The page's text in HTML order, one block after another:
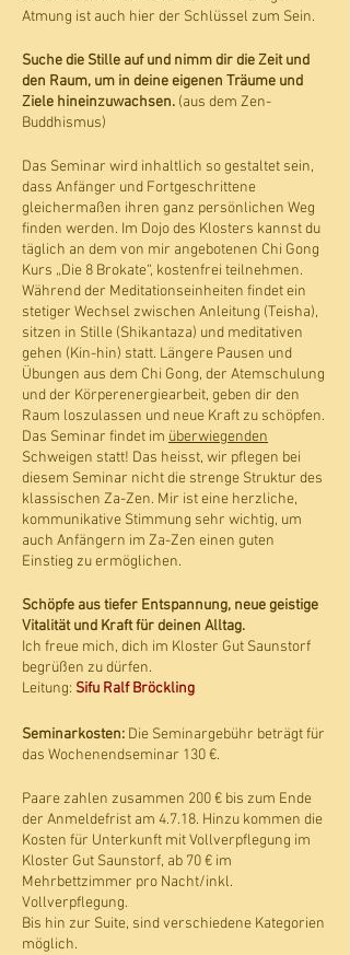
Atmung ist auch hier der Schlüssel zum Sein.
Suche die Stille auf und nimm dir die Zeit und
den Raum, um in deine eigenen Träume und
Ziele hineinzuwachsen. (aus dem Zen-
Buddhismus)
Das Seminar wird inhaltlich so gestaltet sein,
dass Anfänger und Fortgeschrittene
gleichermaßen ihren ganz persönlichen Weg
finden werden. Im Dojo des Klosters kannst du
täglich an dem von mir angebotenen Chi Gong
Kurs „Die 8 Brokate“, kostenfrei teilnehmen.
Während der Meditationseinheiten findet ein
stetiger Wechsel zwischen Anleitung (Teisha),
sitzen in Stille (Shikantaza) und meditativen
gehen (Kin-hin) statt. Längere Pausen und
Übungen aus dem Chi Gong, der Atemschulung
und der Körperenergiearbeit, geben dir den
Raum loszulassen und neue Kraft zu schöpfen.
Das Seminar findet im überwiegenden
Schweigen statt! Das heisst, wir pflegen bei
diesem Seminar nicht die strenge Struktur des
klassischen Za-Zen. Mir ist eine herzliche,
kommunikative Stimmung sehr wichtig, um
auch Anfängern im Za-Zen einen guten
Einstieg zu ermöglichen.
Schöpfe aus tiefer Entspannung, neue geistige
Vitalität und Kraft für deinen Alltag.
Ich freue mich, dich im Kloster Gut Saunstorf
begrüßen zu dürfen.
Leitung: Sifu Ralf Bröckling
Seminarkosten: Die Seminargebühr beträgt für
das Wochenendseminar 130 €.
Paare zahlen zusammen 200 € bis zum Ende
der Anmeldefrist am 4.7.18. Hinzu kommen die
Kosten für Unterkunft mit Vollverpflegung im
Kloster Gut Saunstorf, ab 70 € im
Mehrbettzimmer pro Nacht/inkl.
Vollverpflegung.
Bis hin zur Suite, sind verschiedene Kategorien
möglich.